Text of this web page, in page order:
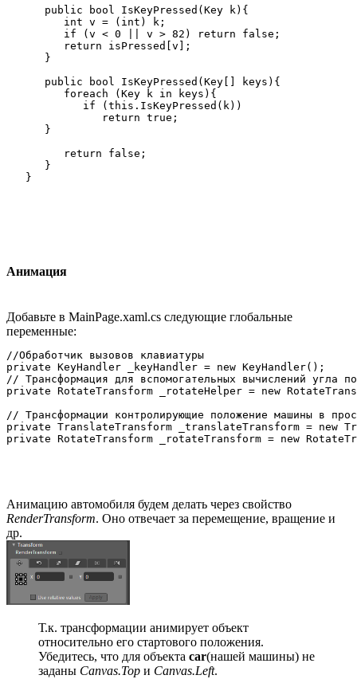
      public bool IsKeyPressed(Key k){
         int v = (int) k;
         if (v < 0 || v > 82) return false;
         return isPressed[v];
      }
      public bool IsKeyPressed(Key[] keys){
         foreach (Key k in keys){
            if (this.IsKeyPressed(k))
               return true;
      }
         return false;
      }
   }
Анимация
Добавьте в MainPage.xaml.cs следующие глобальные
переменные:
//Обработчик вызовов клавиатуры
private KeyHandler _keyHandler = new KeyHandler();
// Трансформация для вспомогательных вычислений угла
private RotateTransform _rotateHelper = new
// Трансформации контролирующие положение машины в
private TranslateTransform _translateTransform = new
Анимацию автомобиля будем делать через свойство
RenderTransform. Оно отвечает за перемещение, вращение и
др.
Т.к. трансформации анимирует объект
относительно его стартового положения.
Убедитесь, что для объекта car(нашей машины) не
заданы Canvas.Top и Canvas.Left.